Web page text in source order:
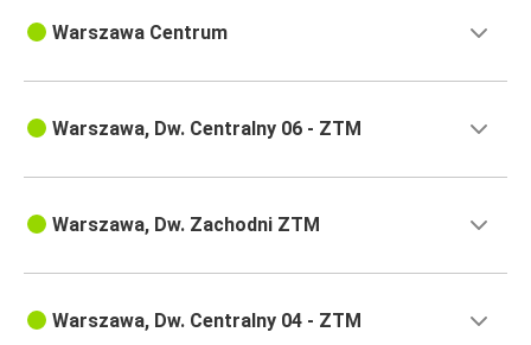
Warszawa Centrum
Warszawa, Dw. Centralny 06 - ZTM
Warszawa, Dw. Zachodni ZTM
Warszawa, Dw. Centralny 04 - ZTM